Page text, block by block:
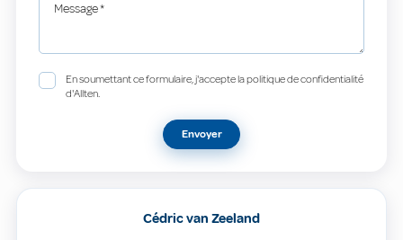
Message*
En soumettant ce formulaire, j'accepte la politique de confidentialité
d'Allten.
Envoyer
Cédric van Zeeland